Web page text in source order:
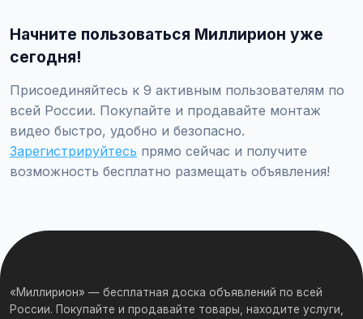
технического состояния и проверки пробега.
Начните пользоваться Миллирион уже
сегодня!
Присоединяйтесь к 9 активным пользователям по
всей России. Покупайте и продавайте монтаж
видео быстро, удобно и безопасно.
Зарегистрируйтесь прямо сейчас и получите
возможность бесплатно размещать объявления!
«Миллирион» — бесплатная доска объявлений по всей
России. Покупайте и продавайте товары, находите услуги,